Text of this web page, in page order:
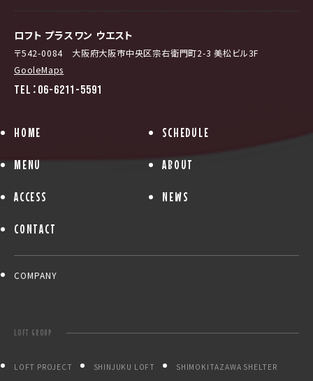
ロフト プラスワン ウエスト
〒542-0084 大阪府大阪市中央区宗右衛門町2-3 美松ビル3F
GooleMaps
TEL：06-6211-5591
HOME SCHEDULE
MENU ABOUT
ACCESS NEWS
CONTACT
COMPANY
LOFT GROUP
LOFT PROJECT SHINJUKU LOFT SHIMOKITAZAWA SHELTER